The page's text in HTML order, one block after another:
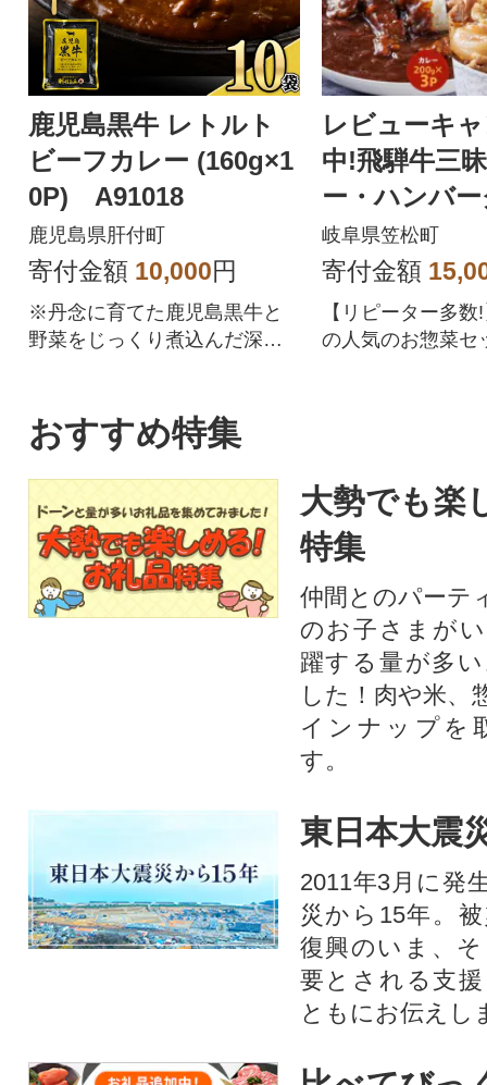
鹿児島黒牛 レトルト
ビーフカレー (160g×1
0P) A91018
鹿児島県肝付町
寄付金額 10,000円
※丹念に育てた鹿児島黒牛と
野菜をじっくり煮込んだ深い
保存も可能なので保存食とし
てもおススメです。
レビューキ
中!飛騨牛三
ー・ハンバ
の具)冷凍食
わせセット
岐阜県笠松町
寄付金額
【リピーター多
の人気のお惣菜セ
おすすめ特集
大勢でも楽
特集
仲間とのパーテ
のお子さまが
躍する量が多
した！肉や米、
インナップを
す。
東日本大震
2011年3月に発
災から15年。
復興のいま、
要とされる支
ともにお伝えし